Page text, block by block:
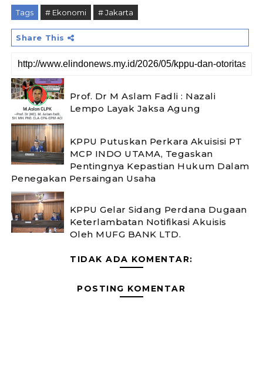
Tags # Ekonomi # Jakarta
Share This
Prof. Dr M Aslam Fadli : Nazali
Lempo Layak Jaksa Agung
KPPU Putuskan Perkara Akuisisi PT
MCP INDO UTAMA, Tegaskan
Pentingnya Kepastian Hukum Dalam
Penegakan Persaingan Usaha
KPPU Gelar Sidang Perdana Dugaan
Keterlambatan Notifikasi Akuisis
Oleh MUFG BANK LTD.
TIDAK ADA KOMENTAR:
POSTING KOMENTAR